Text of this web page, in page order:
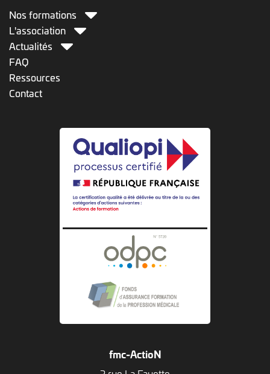
Nos formations
L'association
Actualités
FAQ
Ressources
Contact
fmc-ActioN